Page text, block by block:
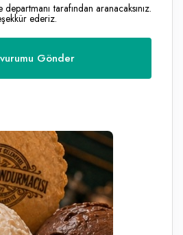
tarafından aranacaksınız.
ederiz.